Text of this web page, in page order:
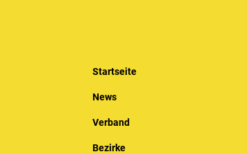
Startseite
News
Verband
Bezirke